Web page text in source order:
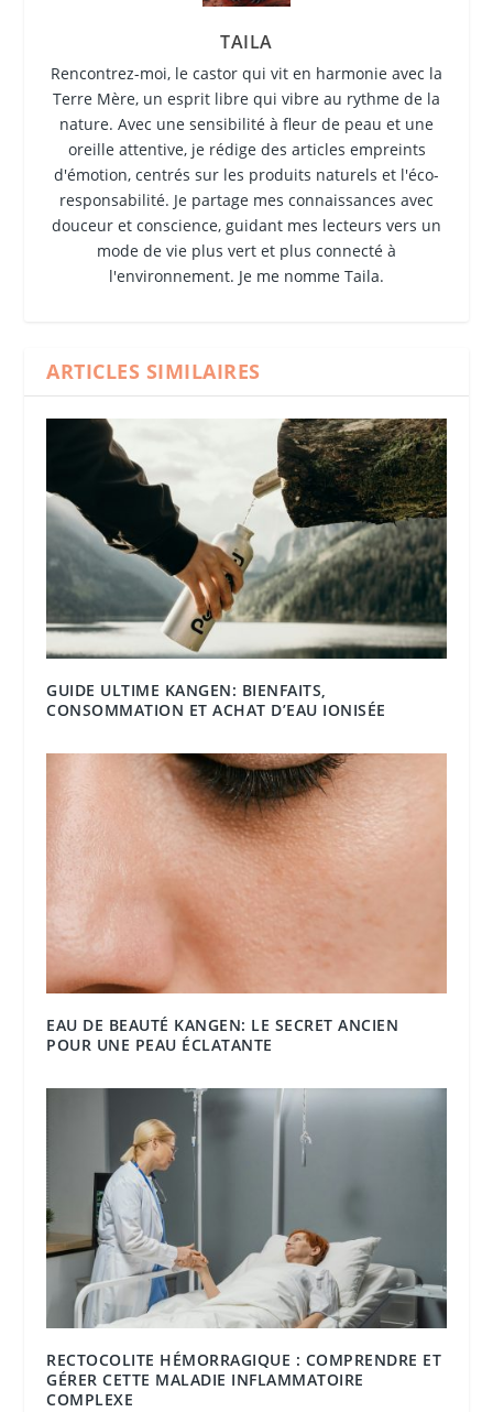
TAILA
Rencontrez-moi, le castor qui vit en harmonie avec la
Terre Mère, un esprit libre qui vibre au rythme de la
nature. Avec une sensibilité à fleur de peau et une
oreille attentive, je rédige des articles empreints
d'émotion, centrés sur les produits naturels et l'éco-
responsabilité. Je partage mes connaissances avec
douceur et conscience, guidant mes lecteurs vers un
mode de vie plus vert et plus connecté à
l'environnement. Je me nomme Taila.
ARTICLES SIMILAIRES
GUIDE ULTIME KANGEN: BIENFAITS,
CONSOMMATION ET ACHAT D’EAU IONISÉE
EAU DE BEAUTÉ KANGEN: LE SECRET ANCIEN
POUR UNE PEAU ÉCLATANTE
RECTOCOLITE HÉMORRAGIQUE : COMPRENDRE ET
GÉRER CETTE MALADIE INFLAMMATOIRE
COMPLEXE